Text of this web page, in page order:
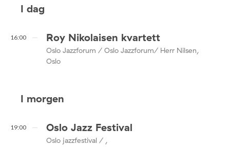
I dag
16:00 Roy Nikolaisen kvartett
Oslo Jazzforum / Oslo Jazzforum/ Herr Nilsen,
Oslo
I morgen
19:00 Oslo Jazz Festival
Oslo jazzfestival / ,